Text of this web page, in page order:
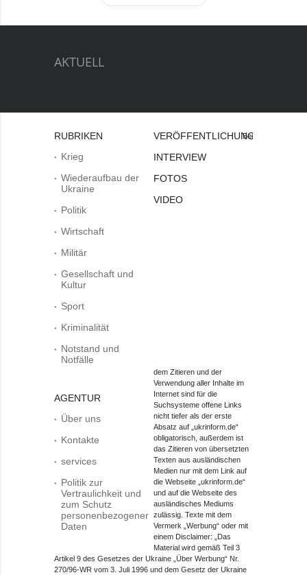
AKTUELL
RUBRIKEN
Krieg
Wiederaufbau der
Ukraine
Politik
Wirtschaft
Militär
Gesellschaft und
Kultur
Sport
Kriminalität
Notstand und
Notfälle
AGENTUR
Über uns
Kontakte
services
Politik zur
Vertraulichkeit und
zum Schutz
personenbezogener
Daten
VERÖFFENTLICHUNGEN
INTERVIEW
FOTOS
VIDEO
Bei
dem Zitieren und der
Verwendung aller Inhalte im
Internet sind für die
Suchsysteme offene Links
nicht tiefer als der erste
Absatz auf „ukrinform.de“
obligatorisch, außerdem ist
das Zitieren von übersetzten
Texten aus ausländischen
Medien nur mit dem Link auf
die Webseite „ukrinform.de“
und auf die Webseite des
ausländisches Mediums
zulässig. Texte mit dem
Vermerk „Werbung“ oder mit
einem Disclaimer: „Das
Material wird gemäß Teil 3
Artikel 9 des Gesetzes der Ukraine „Über Werbung“ Nr.
270/96-WR vom 3. Juli 1996 und dem Gesetz der Ukraine